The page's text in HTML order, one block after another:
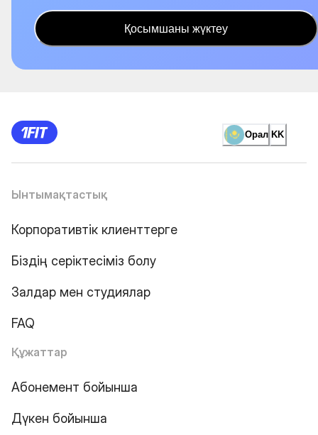
Қосымшаны жүктеу
Орал KK
Ынтымақтастық
Корпоративтік клиенттерге
Біздің серіктесіміз болу
Залдар мен студиялар
FAQ
Құжаттар
Абонемент бойынша
Дүкен бойынша